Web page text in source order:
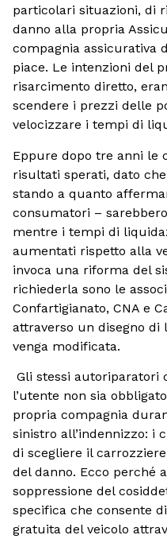
particolari situazioni, di
danno alla propria
compagnia assicurativa
piace. Le intenzioni del
risarcimento diretto,
scendere i prezzi delle
velocizzare i tempi di
Eppure dopo tre anni le
risultati sperati, dato
stando a quanto
consumatori –
mentre i tempi di
aumentati rispetto alla
invoca una riforma del
richiederla sono le
Confartigianato, CNA e
attraverso un disegno di
venga modificata.
Gli stessi autoriparatori
l’utente non sia
propria compagnia
sinistro all’indennizzo: i
di scegliere il
del danno. Ecco perché
soppressione del
specifica che consente
gratuita del veicolo